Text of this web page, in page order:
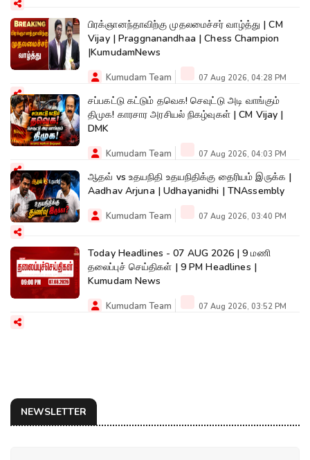
பிரக்ஞானந்தாவிற்கு முதலமைச்சர் வாழ்த்து | CM
Vijay | Praggnanandhaa | Chess Champion
|KumudamNews
Kumudam Team 07 Aug 2026, 04:28 PM
சப்பகட்டு கட்டும் தவெக! செவுட்டு அடி வாங்கும்
திமுக! காரசார அரசியல் நிகழ்வுகள் | CM Vijay |
DMK
Kumudam Team 07 Aug 2026, 04:03 PM
ஆதவ் vs உதயநிதி உதயநிதிக்கு தைரியம் இருக்க |
Aadhav Arjuna | Udhayanidhi | TNAssembly
Kumudam Team 07 Aug 2026, 03:40 PM
Today Headlines - 07 AUG 2026 | 9 மணி
தலைப்புச் செய்திகள் | 9 PM Headlines |
Kumudam News
Kumudam Team 07 Aug 2026, 03:52 PM
NEWSLETTER